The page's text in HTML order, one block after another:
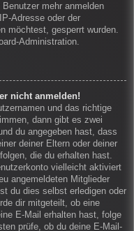
mehr anmelden
Adresse oder der
möchtest, gesperrt wurden.
Administration.
nicht anmelden!
und das richtige
dann gibt es zwei
du angegeben hast, dass
deiner Eltern oder deiner
die du erhalten hast.
vielleicht aktiviert
angemeldeten Mitglieder
du dies selbst erledigen oder
dir mitgeteilt, ob eine
E-Mail erhalten hast, folge
prüfe, ob du deine E-Mail-